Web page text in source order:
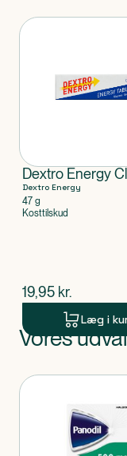
Produkter
Dextro Energy
Dextro Energy
47 g
Kosttilskud
$nuværende pris
19,95 kr.
Læg i
Produkt 1 af 0
Vores
Produkter